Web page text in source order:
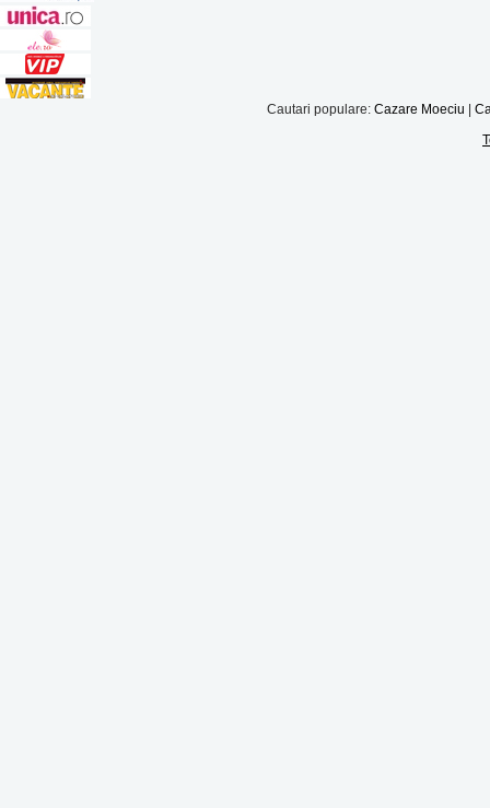
Cautari populare: Cazare Moeciu